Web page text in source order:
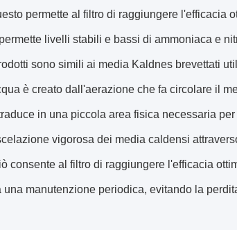
permette al filtro di raggiungere l'efficacia
livelli stabili e bassi di ammoniaca e
sono simili ai media Kaldnes brevettati
è creato dall'aerazione che fa circolare il
in una piccola area fisica necessaria
vigorosa dei media caldensi
consente al filtro di raggiungere l'efficacia
una manutenzione periodica, evitando la